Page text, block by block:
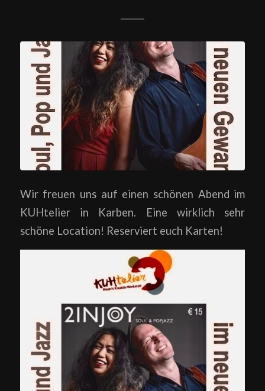
Wir freuen uns auf einen schönen Abend im
KUHtelier in Karben. Eine wirklich sehr
schöne Location! Reserviert euch Karten!